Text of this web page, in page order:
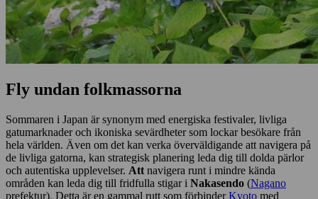
Fly undan folkmassorna
Sommaren i Japan är synonym med energiska festivaler, livliga
gatumarknader och ikoniska sevärdheter som lockar besökare från
hela världen. Även om det kan verka överväldigande att navigera på
de livliga gatorna, kan strategisk planering leda dig till dolda pärlor
och autentiska upplevelser. Att navigera runt i mindre kända
områden kan leda dig till fridfulla stigar i Nakasendo (Nagano
prefektur). Detta är en gammal rutt som förbinderKyoto med